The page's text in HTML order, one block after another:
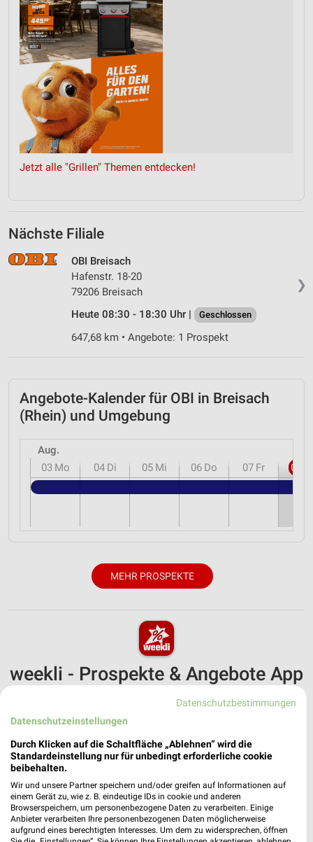
Jetzt alle "Grillen" Themen entdecken!
Nächste Filiale
❯
OBI Breisach
Hafenstr. 18-20
79206 Breisach
Heute 08:30 - 18:30 Uhr |
Geschlossen
647,68 km • Angebote: 1 Prospekt
Angebote-Kalender für OBI in Breisach
(Rhein) und Umgebung
Aug.
03 Mo 04 Di 05 Mi 06 Do 07 Fr 08
MEHR PROSPEKTE
weekli - Prospekte & Angebote App
Alle OBI Angebote immer griffbereit – mit der kostenlosen
✔Standortgenaue Angebote
✔Folge deinem Lieblingshändler
✔Push-Benachrichtigungen bei neuen Prospekten
✔Einkaufsliste - Einkauf stressfrei planen
JETZT LADEN UND SPAREN!
Datenschutzbestimmungen
Datenschutzeinstellungen
Durch Klicken auf die Schaltfläche „Ablehnen“ wird die
Standardeinstellung nur für unbedingt erforderliche cookie
beibehalten.
Wir und unsere Partner speichern und/oder greifen auf Informationen auf
einem Gerät zu, wie z. B. eindeutige IDs in cookie und anderen
Browserspeichern, um personenbezogene Daten zu verarbeiten. Einige
Anbieter verarbeiten Ihre personenbezogenen Daten möglicherweise
aufgrund eines berechtigten Interesses. Um dem zu widersprechen, öffnen